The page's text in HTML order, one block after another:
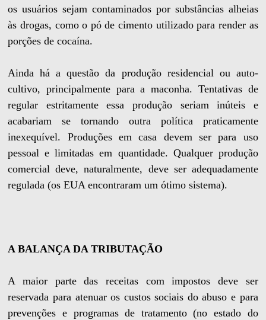
os usuários sejam contaminados por substâncias alheias
às drogas, como o pó de cimento utilizado para render as
porções de cocaína.
Ainda há a questão da produção residencial ou auto-
cultivo, principalmente para a maconha. Tentativas de
regular estritamente essa produção seriam inúteis e
acabariam se tornando outra política praticamente
inexequível. Produções em casa devem ser para uso
pessoal e limitadas em quantidade. Qualquer produção
comercial deve, naturalmente, deve ser adequadamente
regulada (os EUA encontraram um ótimo sistema).
A BALANÇA DA TRIBUTAÇÃO
A maior parte das receitas com impostos deve ser
reservada para atenuar os custos sociais do abuso e para
prevenções e programas de tratamento (no estado do